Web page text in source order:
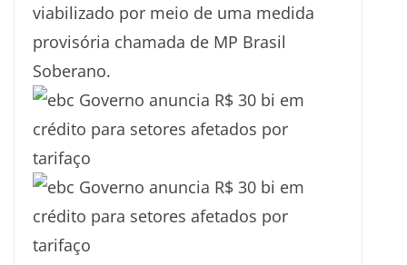
viabilizado por meio de uma medida
provisória chamada de MP Brasil
Soberano.